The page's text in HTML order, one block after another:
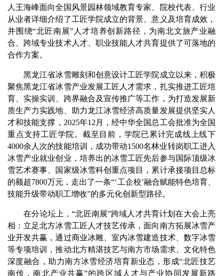
招聘信息 更多数据
人王海峰面向全国风景园林领域教育专家、院校代表、行业
从业者详细介绍了工匠学院成立的背景、意义及培育成效，
并围绕“北匠南展”人才培养创新路径，为南北文旅产业融
合、跨域专业技术人才、职业技能人才共育提供了可落地的
合作方案。
黑龙江省冰雪雕刻和创意设计工匠学院成立以来，积极
聚焦黑龙江省冰雪产业发展工匠人才需求，扎实推进工匠培
育、实操实训、跨界融合及宣传推广等工作，为打造发展新
质生产力实践地、助力龙江冰雪经济高质量发展提供坚实人
才和技能支撑，2025年12月，经中华全国总工会批准为全国
重点支持工匠学院。截至目前，学院已累计完成线上线下
4000余人次的技能培训，成功带动1500名林业转岗职工进入
冰雪产业就业创业，培养出的冰雪工匠先后参与国际顶级冰
雪艺术赛事、国家级冰雪科创重点项目，累计承接项目总标
的额超7800万元，走出了一条“‘工企校’融合赋能特色培育、
技能升级带动职工增收”的多元化创新型路径。
在分论坛上，“北匠南展”跨域人才共育计划在大会上亮
相：立足北方冰雪工匠人才技艺传承，面向南方拓展冰雪产
业开发共赢，通过商业冰雕、室内冰雪建造技术、数字冰雪
等专项培训，推动北方精湛技艺与南方市场需求、文化特色
深度融合，助力南方冰雪经济培育新业态，形成“北匠技艺
南传，南北产业共赢”的跨区域人才与产业协同发展新路